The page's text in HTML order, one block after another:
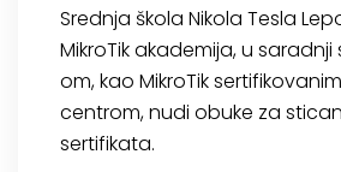
Srednja škola Nikola Tesla
MikroTik akademija, u saradnji
om, kao MikroTik
centrom, nudi obuke za
sertifikata.